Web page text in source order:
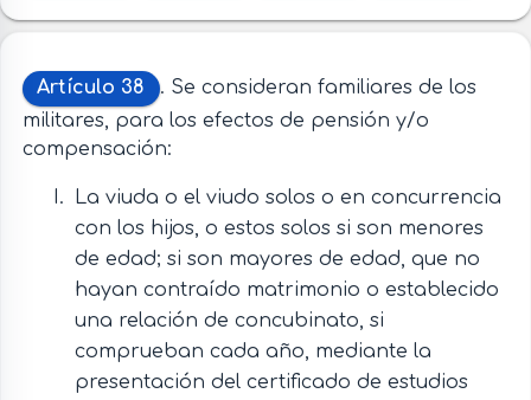
Artículo 38
. Se consideran familiares de los
militares, para los efectos de pensión y/o
compensación:
La viuda o el viudo solos o en concurrencia
con los hijos, o estos solos si son menores
de edad; si son mayores de edad, que no
hayan contraído matrimonio o establecido
una relación de concubinato, si
comprueban cada año, mediante la
presentación del certificado de estudios